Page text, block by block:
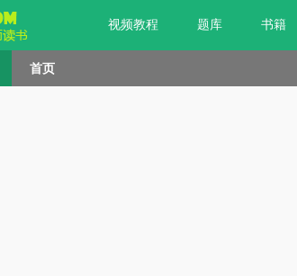
视频教程 题库 书籍
首页